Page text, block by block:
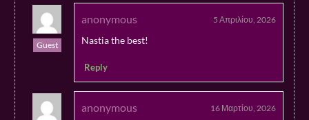
Guest
anonymous 5 Απριλίου, 2026
Nastia the best!
Reply
anonymous 16 Μαρτίου, 2026